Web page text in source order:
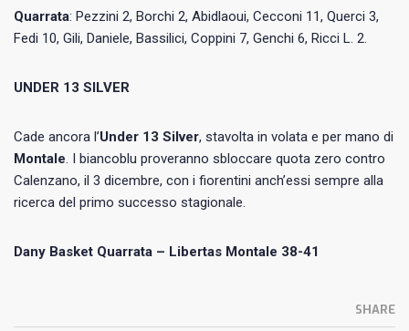
Quarrata: Pezzini 2, Borchi 2, Abidlaoui, Cecconi 11, Querci 3,
Fedi 10, Gili, Daniele, Bassilici, Coppini 7, Genchi 6, Ricci L. 2.
UNDER 13 SILVER
Cade ancora l’Under 13 Silver, stavolta in volata e per mano di
Montale. I biancoblu proveranno sbloccare quota zero contro
Calenzano, il 3 dicembre, con i fiorentini anch’essi sempre alla
ricerca del primo successo stagionale.
Dany Basket Quarrata – Libertas Montale 38-41
SHARE